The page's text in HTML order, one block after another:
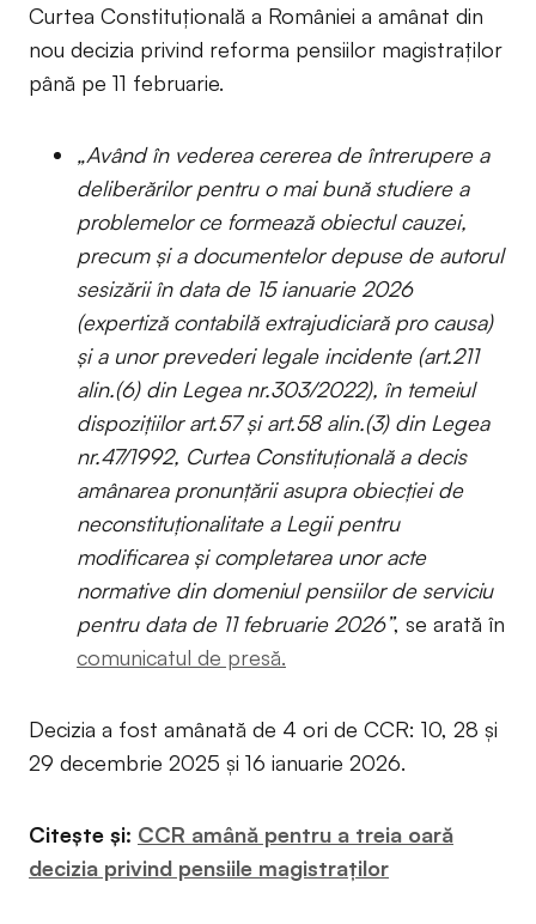
Curtea Constituțională a României a amânat din
nou decizia privind reforma pensiilor magistraților
până pe 11 februarie.
„Având în vederea cererea de întrerupere a
deliberărilor pentru o mai bună studiere a
problemelor ce formează obiectul cauzei,
precum și a documentelor depuse de autorul
sesizării în data de 15 ianuarie 2026
(expertiză contabilă extrajudiciară pro causa)
și a unor prevederi legale incidente (art.211
alin.(6) din Legea nr.303/2022), în temeiul
dispozițiilor art.57 și art.58 alin.(3) din Legea
nr.47/1992, Curtea Constituțională a decis
amânarea pronunțării asupra obiecției de
neconstituționalitate a Legii pentru
modificarea și completarea unor acte
normative din domeniul pensiilor de serviciu
pentru data de 11 februarie 2026”, se arată în
comunicatul de presă.
Decizia a fost amânată de 4 ori de CCR: 10, 28 și
29 decembrie 2025 și 16 ianuarie 2026.
Citește și: CCR amână pentru a treia oară
decizia privind pensiile magistraților